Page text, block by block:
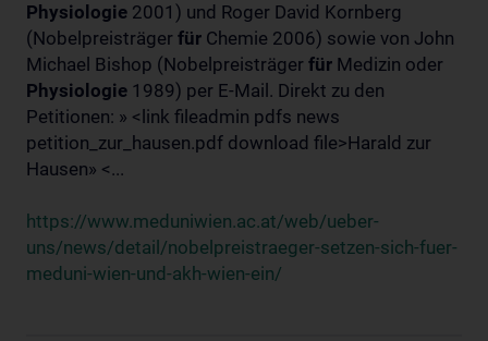
Physiologie 2001) und Roger David Kornberg
(Nobelpreisträger für Chemie 2006) sowie von John
Michael Bishop (Nobelpreisträger für Medizin oder
Physiologie 1989) per E-Mail. Direkt zu den
Petitionen: » <link fileadmin pdfs news
petition_zur_hausen.pdf download file>Harald zur
Hausen» <...
https://www.meduniwien.ac.at/web/ueber-
uns/news/detail/nobelpreistraeger-setzen-sich-fuer-
meduni-wien-und-akh-wien-ein/